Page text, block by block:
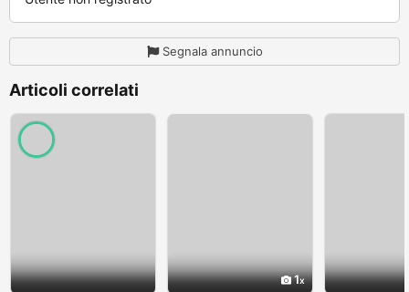
Segnala annuncio
Articoli correlati
1